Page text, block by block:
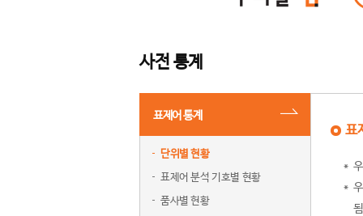
사전 통계
표제어 통계
단위별 현황
표제어 분석 기호별 현황
품사별 현황
표